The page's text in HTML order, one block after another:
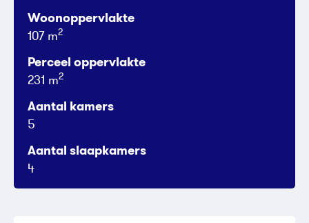
Woonoppervlakte
107 m2
Perceel oppervlakte
231 m2
Aantal kamers
5
Aantal slaapkamers
4